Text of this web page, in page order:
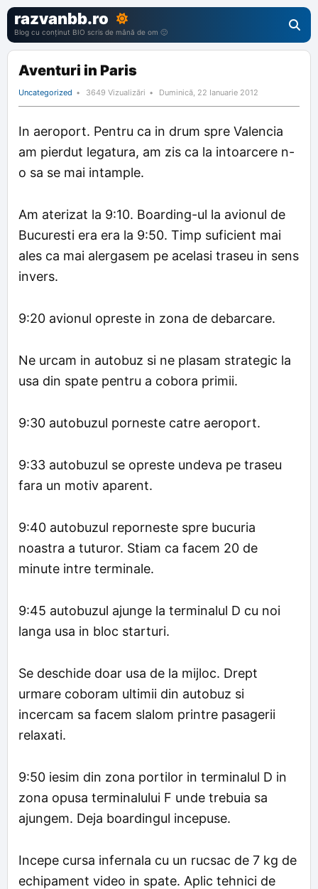
razvanbb.ro
Blog cu conținut BIO scris de mână de om 🙂
Aventuri in Paris
Uncategorized 3649 Vizualizări Duminică, 22 Ianuarie 2012
In aeroport. Pentru ca in drum spre Valencia
am pierdut legatura, am zis ca la intoarcere n-
o sa se mai intample.
Am aterizat la 9:10. Boarding-ul la avionul de
Bucuresti era era la 9:50. Timp suficient mai
ales ca mai alergasem pe acelasi traseu in sens
invers.
9:20 avionul opreste in zona de debarcare.
Ne urcam in autobuz si ne plasam strategic la
usa din spate pentru a cobora primii.
9:30 autobuzul porneste catre aeroport.
9:33 autobuzul se opreste undeva pe traseu
fara un motiv aparent.
9:40 autobuzul reporneste spre bucuria
noastra a tuturor. Stiam ca facem 20 de
minute intre terminale.
9:45 autobuzul ajunge la terminalul D cu noi
langa usa in bloc starturi.
Se deschide doar usa de la mijloc. Drept
urmare coboram ultimii din autobuz si
incercam sa facem slalom printre pasagerii
relaxati.
9:50 iesim din zona portilor in terminalul D in
zona opusa terminalului F unde trebuia sa
ajungem. Deja boardingul incepuse.
Incepe cursa infernala cu un rucsac de 7 kg de
echipament video in spate. Aplic tehnici de